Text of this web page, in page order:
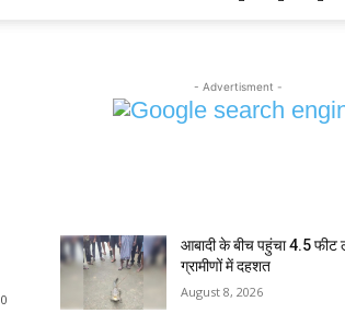
0
- Advertisment -
आबादी के बीच पहुंचा 4.5 फीट
ग्रामीणों में दहशत
August 8, 2026